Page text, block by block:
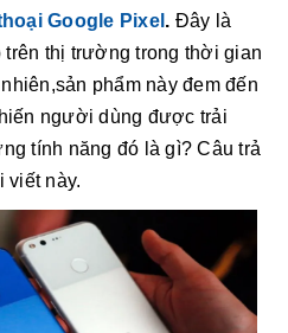
Google Pixel . Đây là
thị trường trong thời gian
phẩm này đem đến
người dùng được trải
tính năng đó là gì? Câu trả
viết này.